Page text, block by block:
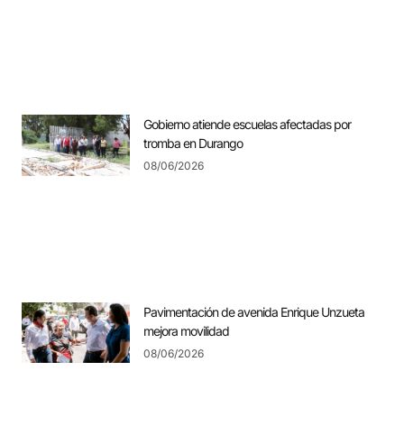
Gobierno atiende escuelas afectadas por
tromba en Durango
08/06/2026
Pavimentación de avenida Enrique Unzueta
mejora movilidad
08/06/2026